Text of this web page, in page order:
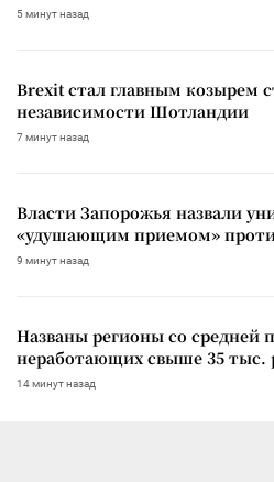
5 минут назад
Brexit стал главным козырем
независимости Шотландии
7 минут назад
Власти Запорожья назвали
«удушающим приемом»
9 минут назад
Названы регионы со средней
неработающих свыше 35 тыс.
14 минут назад